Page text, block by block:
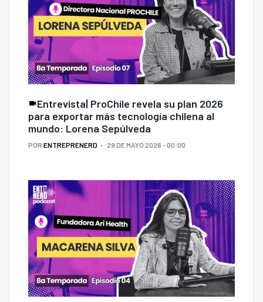
Entrevista| ProChile revela su plan 2026
para exportar más tecnología chilena al
mundo: Lorena Sepúlveda
POR ENTREPRENERD 29 DE MAYO 2026 - 00:00